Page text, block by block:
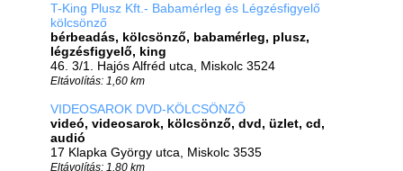
T-King Plusz Kft.- Babamérleg és Légzésfigyelő
kölcsönző
bérbeadás, kölcsönző, babamérleg, plusz,
légzésfigyelő, king
46. 3/1. Hajós Alfréd utca, Miskolc 3524
Eltávolítás: 1,60 km
VIDEOSAROK DVD-KÖLCSÖNZŐ
videó, videosarok, kölcsönző, dvd, üzlet, cd,
audió
17 Klapka György utca, Miskolc 3535
Eltávolítás: 1,80 km